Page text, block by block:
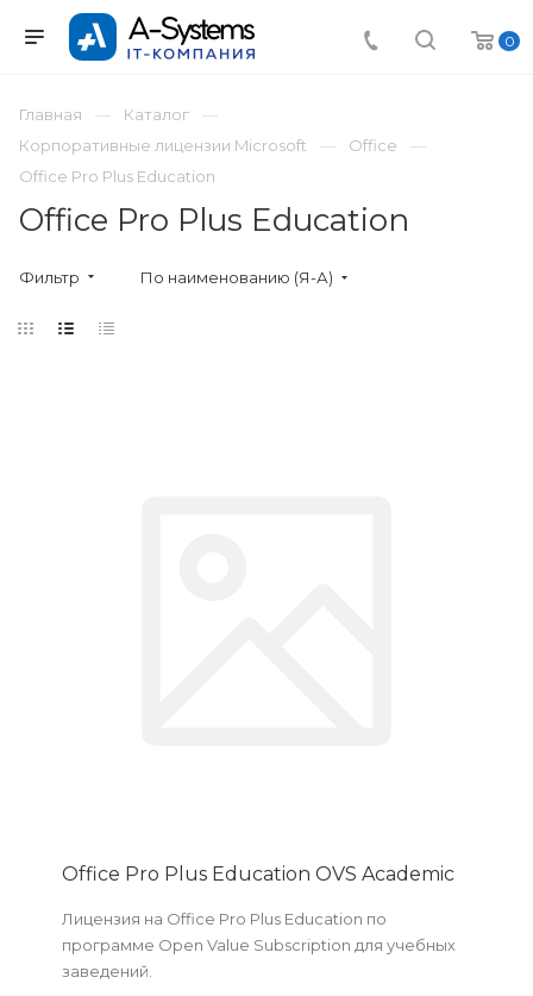
0
Главная
Каталог
Корпоративные лицензии Microsoft
Office
Office Pro Plus Education
Office Pro Plus Education
Фильтр По наименованию (Я-А)
Office Pro Plus Education OVS Academic
Лицензия на Office Pro Plus Education по
программе Open Value Subscription для учебных
заведений.